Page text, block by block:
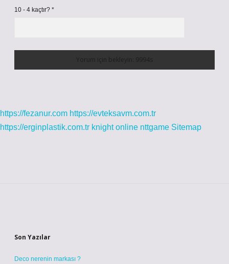
10 - 4 kaçtır? *
https://fezanur.com https://evteksavm.com.tr
https://erginplastik.com.tr knight online nttgame Sitemap
Son Yazılar
Deco nerenin markası ?